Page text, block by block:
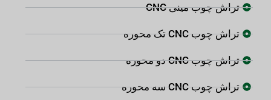
تراش چوب مینی CNC
تراش چوب CNC تک محوره
تراش چوب CNC دو محوره
تراش چوب CNC سه محوره